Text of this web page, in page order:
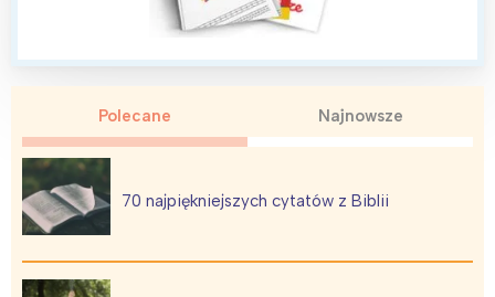
Polecane Najnowsze
70 najpiękniejszych cytatów z Biblii